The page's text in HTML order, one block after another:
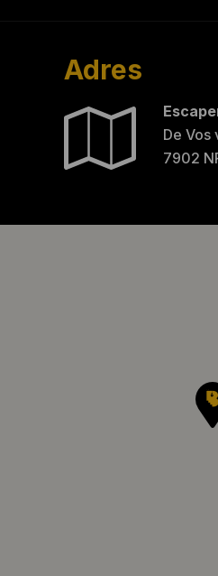
Adres
De Vos
7902